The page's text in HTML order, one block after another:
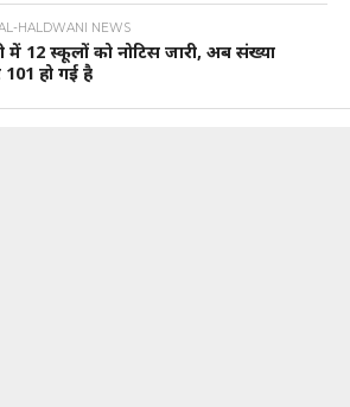
HALDWANI NEWS
में 12 स्कूलों को नोटिस जारी, अब संख्या
हो गई है